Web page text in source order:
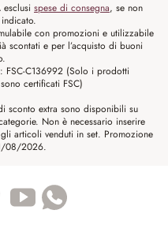
spese di consegna, se non
con promozioni e utilizzabile
scontati e per l’acquisto di buoni
FSC-C136992 (Solo i prodotti
certificati FSC)
sconto extra sono disponibili su
Non è necessario inserire
articoli venduti in set. Promozione
08/2026.